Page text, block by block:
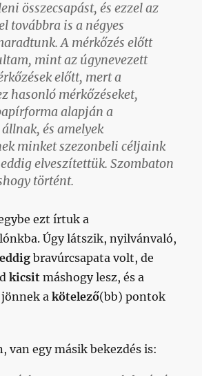
összecsapást, és ezzel az
továbbra is a négyes
A mérkőzés előtt
mint az úgynevezett
előtt, mert a
hasonló mérkőzéseket,
alapján a
és amelyek
minket szezonbeli céljaink
elveszítettük. Szombaton
történt.
ezt írtuk a
Úgy látszik, nyilvánvaló,
eddig bravúrcsapata volt, de
kicsitmáshogy lesz, és a
akötelező(bb) pontok
van egy másik bekezdés is: